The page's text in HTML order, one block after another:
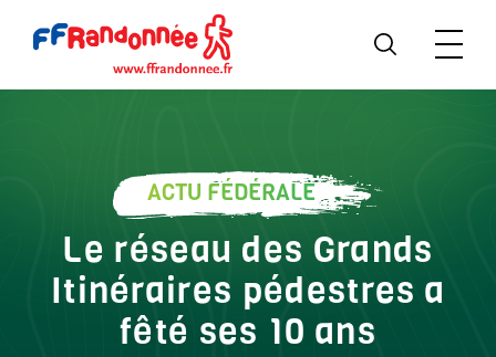
ACTU FÉDÉRALE
Le réseau des Grands
Itinéraires pédestres a
fêté ses 10 ans